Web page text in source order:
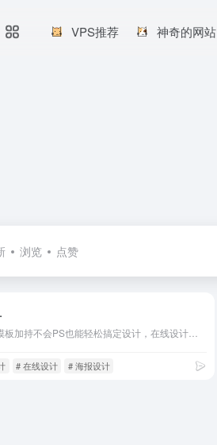
VPS推荐 神奇的网站
浏览 点赞
# 在线设计 # 海报设计